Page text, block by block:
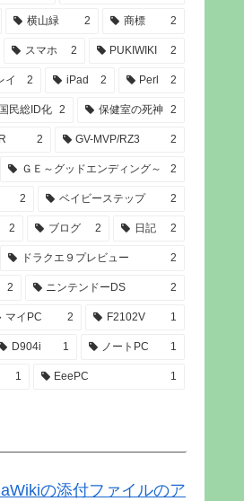
横山緑 2 商標 2
スマホ 2 PUKIWIKI 2
イ 2 iPad 2 Perl 2
国民総ID化 2 保健室の死神 2
2 GV-MVP/RZ3 2
ＧＥ～グッドエンディング～ 2
2 ベイビーステップ 2
2 ブログ 2 日記 2
ドラクエ９プレビュー 2
2 ニンテンドーDS 2
マイPC 2 F2102V 1
D904i 1 ノートPC 1
1 EeePC 1
の添付ファイルのア